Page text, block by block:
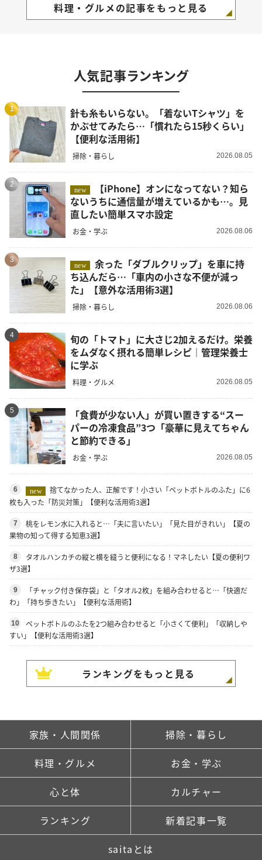
料理・グルメの記事をもっと見る
人気記事ランキング
1
針も糸もいらない。「着ないTシャツ」を
かぶせてみたら…「慣れたら15秒くらい」
【便利な活用術】
掃除・暮らし 2026.08.05
2
new
ないうちに通信量が増えているかも…。見
直したい簡単スマホ設定
お金・学ぶ 2026.08.06
3
new
余った「ダブルクリップ」を車に持
ち込んだら…「車内の小さな不便が減っ
た」【意外な活用術3選】
掃除・暮らし 2026.08.06
4
旬の「トマト」に大さじ2加えるだけ。栄養
をムダなく摂れる簡単レシピ｜管理栄養士
に学ぶ
料理・グルメ 2026.08.05
5
「食費が少ない人」が買い置きする“スー
パーの冷凍食品”3つ「豪華に見えてちゃん
と節約できる」
お金・学ぶ 2026.08.05
6 new
捨てなかった人、正解です！小さい「ペットボトルのふた」に6
枚も入った「防災対策」【便利な活用術3選】
7
桃をレモン水に入れると…「夫に言いたい」「見た目がきれい」【夏の
果物の知って得する知恵3選】
8
タオルハンカチの縦と横を縫うと便利になる！マネしたい【夏の便利ワ
ザ3選】
9
「チャック付き保存袋」と「タオル2枚」を組み合わせると…「快適だ
わ」「持ち歩きたい」【便利な活用術】
10
ペットボトルのふたを2つ組み合わせると「小さくて便利」「収納しや
すい」【便利な活用術3選】
ランキングをもっと見る
家族・人間関係 掃除・暮らし
料理・グルメ お金・学ぶ
心と体 カルチャー
ランキング 新着記事一覧
saitaとは